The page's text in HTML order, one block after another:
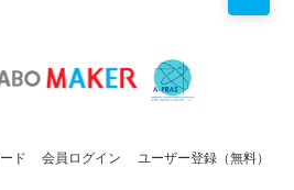
ド 会員ログイン ユーザー登録（無料）